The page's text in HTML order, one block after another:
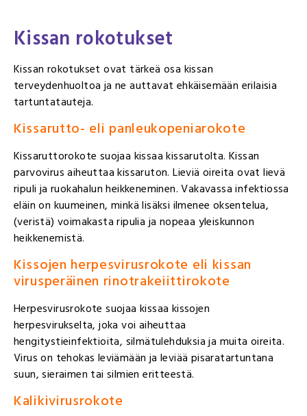
Kissan rokotukset
Kissan rokotukset ovat tärkeä osa kissan
terveydenhuoltoa ja ne auttavat ehkäisemään erilaisia
tartuntatauteja.
Kissarutto- eli panleukopeniarokote
Kissaruttorokote suojaa kissaa kissarutolta. Kissan
parvovirus aiheuttaa kissaruton. Lieviä oireita ovat lievä
ripuli ja ruokahalun heikkeneminen. Vakavassa infektiossa
eläin on kuumeinen, minkä lisäksi ilmenee oksentelua,
(veristä) voimakasta ripulia ja nopeaa yleiskunnon
heikkenemistä.
Kissojen herpesvirusrokote eli kissan
virusperäinen rinotrakeiittirokote
Herpesvirusrokote suojaa kissaa kissojen
herpesvirukselta, joka voi aiheuttaa
hengitystieinfektioita, silmätulehduksia ja muita oireita.
Virus on tehokas leviämään ja leviää pisaratartuntana
suun, sieraimen tai silmien eritteestä.
Kalikivirusrokote